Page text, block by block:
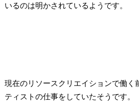
いるのは明かされているようです。
現在のリソースクリエイションで働く
ティストの仕事をしていたそうです。